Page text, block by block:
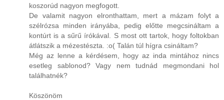
koszorúd nagyon megfogott.
De valamit nagyon elronthattam, mert a mázam folyt a
szélrózsa minden irányába, pedig előtte megcsináltam a
kontúrt is a sűrű írókával. S most ott tartok, hogy foltokban
átlátszik a mézestészta. :o( Talán túl hígra csináltam?
Még az lenne a kérdésem, hogy az inda mintához nincs
esetleg sablonod? Vagy nem tudnád megmondani hol
találhatnék?
Köszönöm